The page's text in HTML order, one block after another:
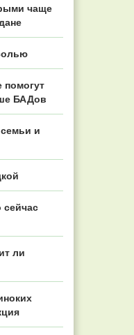
чаще
помогут
БАДов
и
сейчас
ли